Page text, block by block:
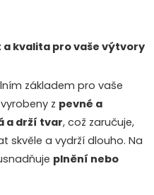
kvalita pro vaše výtvory
základem pro vaše
z pevné a
a drží tvar, což zaručuje,
skvěle a vydrží dlouho. Na
plnění nebo